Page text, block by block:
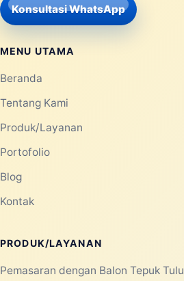
Konsultasi WhatsApp
MENU UTAMA
Beranda
Tentang Kami
Produk/Layanan
Portofolio
Blog
Kontak
PRODUK/LAYANAN
Pemasaran dengan Balon Tepuk